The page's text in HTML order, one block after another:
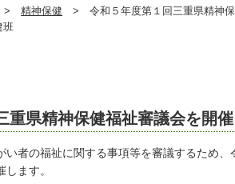
> 精神保健 > 令和５年度第１回三重県精神
班
重県精神保健福祉審議会を開
者の福祉に関する事項等を審議するため、
ます。